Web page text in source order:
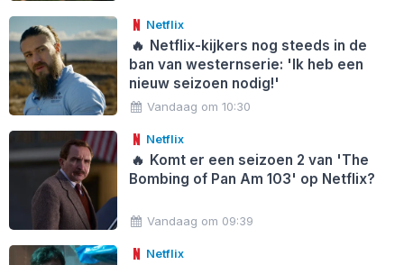
Netflix
🔥 Netflix-kijkers nog steeds in de
ban van westernserie: 'Ik heb een
nieuw seizoen nodig!'
Vandaag om 10:30
Netflix
🔥 Komt er een seizoen 2 van 'The
Bombing of Pan Am 103' op Netflix?
Vandaag om 09:39
Netflix